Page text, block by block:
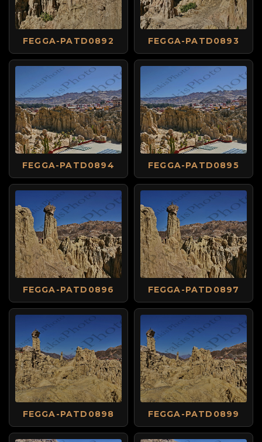
FEGGA-PATD0892 FEGGA-PATD0893
FEGGA-PATD0894 FEGGA-PATD0895
FEGGA-PATD0896 FEGGA-PATD0897
FEGGA-PATD0898 FEGGA-PATD0899